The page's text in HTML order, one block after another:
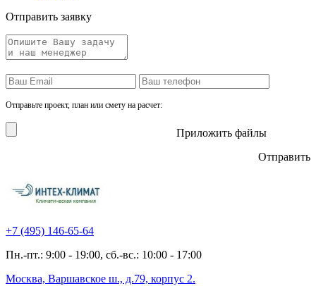
Отправить заявку
Отправьте проект, план или смету на расчет:
Приложить файлы
Отправить
+7 (495) 146-65-64
Пн.-пт.: 9:00 - 19:00, сб.-вс.: 10:00 - 17:00
Москва, Варшавское ш., д.79, корпус 2.